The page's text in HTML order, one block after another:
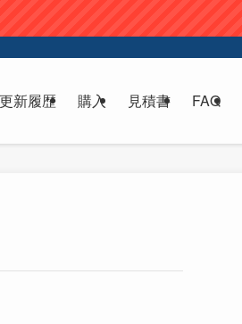
更新履歴 購入 見積書 FAQ